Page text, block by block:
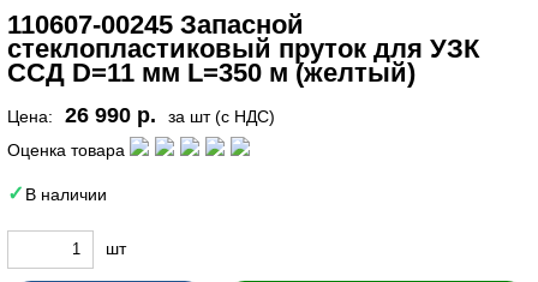
110607-00245 Запасной
стеклопластиковый пруток для УЗК
ССД D=11 мм L=350 м (желтый)
Цена: 26 990 р.
за шт (с НДС)
Оценка товара
В наличии
шт